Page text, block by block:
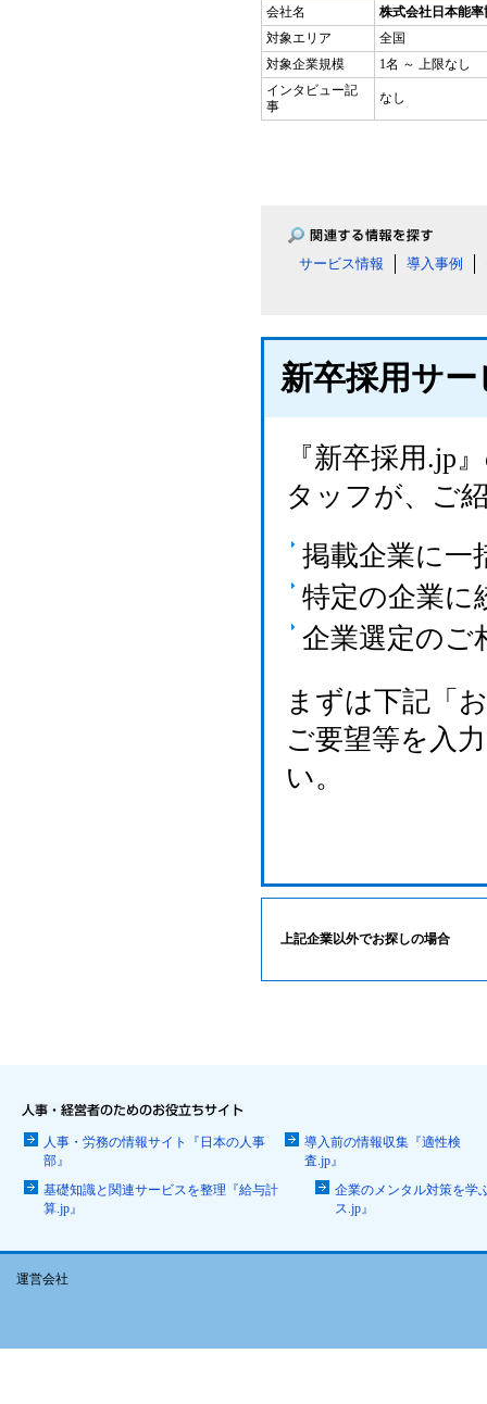
会社名
株式会社日本能
対象エリア
全国
対象企業規模
1名 ～ 上限なし
インタビュー記
事
なし
サービス情報 導入事例
新卒採用サ
『新卒採用.jp
タッフが、ご
掲載企業に一
特定の企業に
企業選定のご
まずは下記「
ご要望等を入
い。
上記企業以外でお探しの場合
人事・労務の情報サイト『日本の人事
部』
導入前の情報収集『適性検
査.jp』
基礎知識と関連サービスを整理『給与計
算.jp』
企業のメンタル対策を学
ス.jp』
運営会社